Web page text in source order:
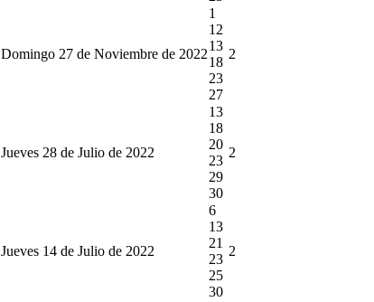
Domingo 27 de Noviembre de 2022
1
12
13
18
23
27
2
Jueves 28 de Julio de 2022
13
18
20
23
29
30
2
Jueves 14 de Julio de 2022
6
13
21
23
25
30
2